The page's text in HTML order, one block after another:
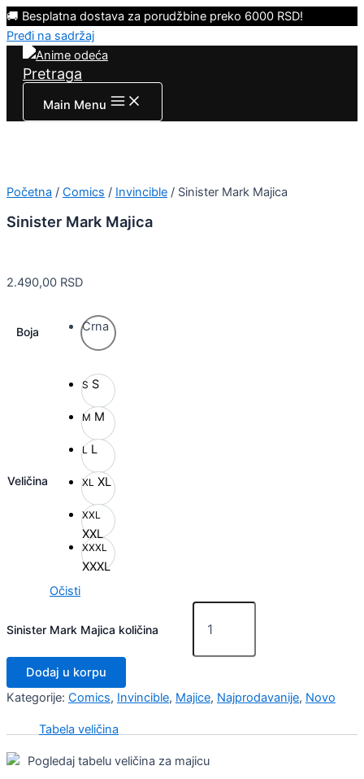
🚚 Besplatna dostava za porudžbine preko 6000 RSD!
Pređi na sadržaj
Pretraga
Main Menu
Početna / Comics / Invincible / Sinister Mark Majica
Sinister Mark Majica
2.490,00 RSD
Boja Crna
Veličina
S S
M M
L L
XL XL
XXL
XXL
XXXL
XXXL
Očisti
Sinister Mark Majica količina
Dodaj u korpu
Kategorije: Comics, Invincible, Majice, Najprodavanije, Novo
Tabela veličina
Pogledaj tabelu veličina za majicu